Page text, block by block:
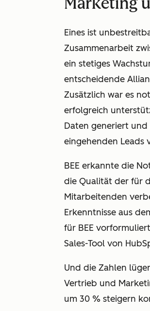
Eines ist
Zusammenarbeit
ein stetiges
entscheidende
Zusätzlich war es
erfolgreich
Daten generiert
eingehenden Leads
BEE erkannte die
die Qualität der für
Mitarbeitenden
Erkenntnisse aus
für BEE
Sales-Tool von
Und die Zahlen
Vertrieb und
um 30 % steigern